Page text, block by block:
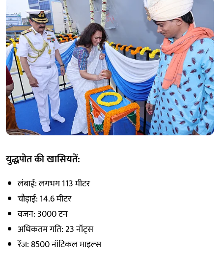
युद्धपोत की खासियतें:
लंबाई: लगभग 113 मीटर
चौड़ाई: 14.6 मीटर
वजन: 3000 टन
अधिकतम गति: 23 नॉट्स
रेंज: 8500 नॉटिकल माइल्स